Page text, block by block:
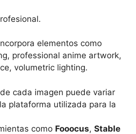
elementos como
professional anime artwork,
volumetric lighting.
cada imagen puede variar
plataforma utilizada para la
como Fooocus, Stable